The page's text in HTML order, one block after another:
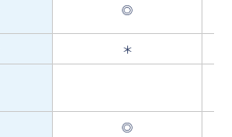
◎
＊
◎